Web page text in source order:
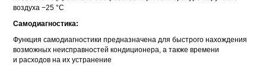
воздуха −25 °С
Самодиагностика:
Функция самодиагностики предназначена для быстрого нахождения
возможных неисправностей кондиционера, а также времени
и расходов на их устранение